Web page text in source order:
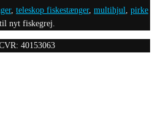
, teleskop fiskestænger, multihjul pirke
nyt fiskegrej.
40153063